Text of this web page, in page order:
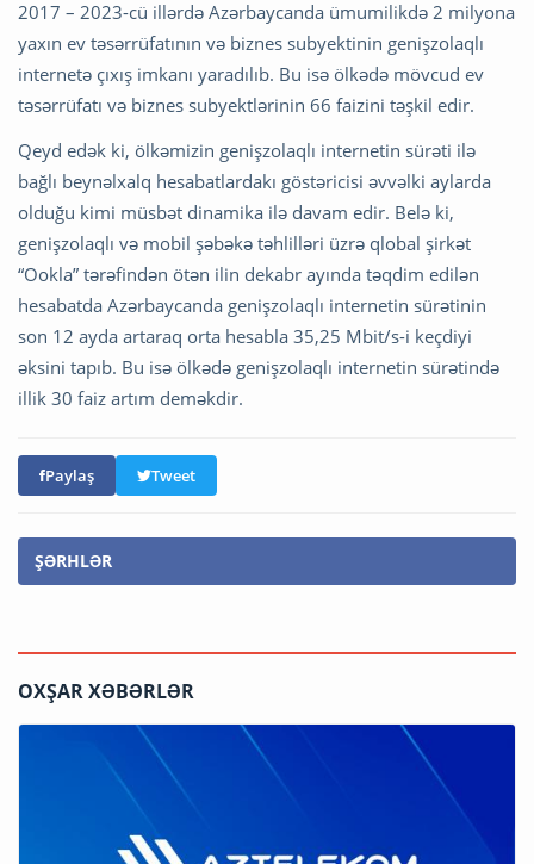
2017 – 2023-cü illərdə Azərbaycanda ümumilikdə 2 milyona
yaxın ev təsərrüfatının və biznes subyektinin genişzolaqlı
internetə çıxış imkanı yaradılıb. Bu isə ölkədə mövcud ev
təsərrüfatı və biznes subyektlərinin 66 faizini təşkil edir.
Qeyd edək ki, ölkəmizin genişzolaqlı internetin sürəti ilə
bağlı beynəlxalq hesabatlardakı göstəricisi əvvəlki aylarda
olduğu kimi müsbət dinamika ilə davam edir. Belə ki,
genişzolaqlı və mobil şəbəkə təhlilləri üzrə qlobal şirkət
“Ookla” tərəfindən ötən ilin dekabr ayında təqdim edilən
hesabatda Azərbaycanda genişzolaqlı internetin sürətinin
son 12 ayda artaraq orta hesabla 35,25 Mbit/s-i keçdiyi
əksini tapıb. Bu isə ölkədə genişzolaqlı internetin sürətində
illik 30 faiz artım deməkdir.
Paylaş Tweet
ŞƏRHLƏR
OXŞAR XƏBƏRLƏR